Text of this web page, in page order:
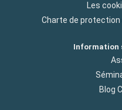
Les
Charte de
Information
Blog